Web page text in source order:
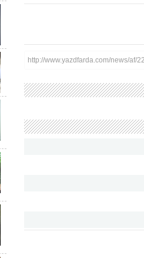
http://www.yazdfarda.com/news/af/